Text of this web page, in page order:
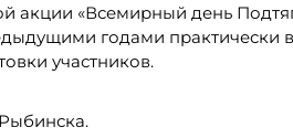
акции «Всемирный день
годами практически
участников.